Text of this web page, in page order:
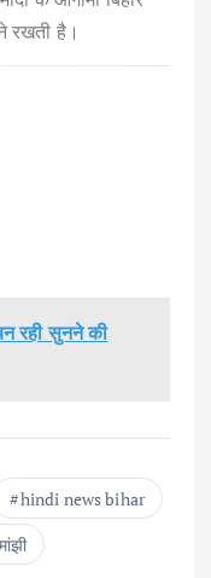
रखती है।
रही सुनने की
hindi news bihar
मांझी